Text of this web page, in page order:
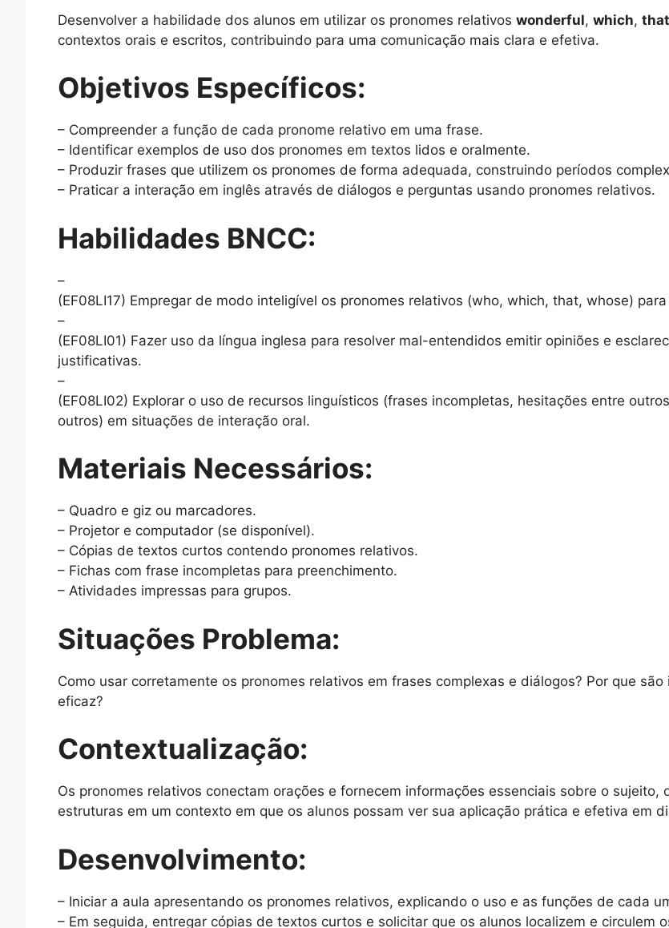
Desenvolver a habilidade dos alunos em utilizar os pronomes relativos wonderful, which, that
contextos orais e escritos, contribuindo para uma comunicação mais clara e efetiva.
Objetivos Específicos:
– Compreender a função de cada pronome relativo em uma frase.
– Identificar exemplos de uso dos pronomes em textos lidos e oralmente.
– Produzir frases que utilizem os pronomes de forma adequada, construindo períodos
– Praticar a interação em inglês através de diálogos e perguntas usando pronomes relativos.
Habilidades BNCC:
–
(EF08LI17) Empregar de modo inteligível os pronomes relativos (who, which, that, whose)
–
(EF08LI01) Fazer uso da língua inglesa para resolver mal-entendidos emitir opiniões e
justificativas.
–
(EF08LI02) Explorar o uso de recursos linguísticos (frases incompletas, hesitações entre
outros) em situações de interação oral.
Materiais Necessários:
– Quadro e giz ou marcadores.
– Projetor e computador (se disponível).
– Cópias de textos curtos contendo pronomes relativos.
– Fichas com frase incompletas para preenchimento.
– Atividades impressas para grupos.
Situações Problema:
Como usar corretamente os pronomes relativos em frases complexas e diálogos? Por que
eficaz?
Contextualização:
Os pronomes relativos conectam orações e fornecem informações essenciais sobre o
estruturas em um contexto em que os alunos possam ver sua aplicação prática e efetiva em
Desenvolvimento:
– Iniciar a aula apresentando os pronomes relativos, explicando o uso e as funções de cada
– Em seguida, entregar cópias de textos curtos e solicitar que os alunos localizem e circulem